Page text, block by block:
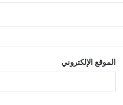
الموقع الإلكتروني